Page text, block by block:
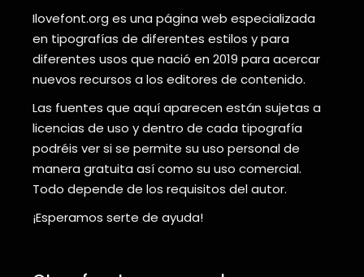
Ilovefont.org es una página web especializada
en tipografías de diferentes estilos y para
diferentes usos que nació en 2019 para acercar
nuevos recursos a los editores de contenido.
Las fuentes que aquí aparecen están sujetas a
licencias de uso y dentro de cada tipografía
podréis ver si se permite su uso personal de
manera gratuita así como su uso comercial.
Todo depende de los requisitos del autor.
¡Esperamos serte de ayuda!